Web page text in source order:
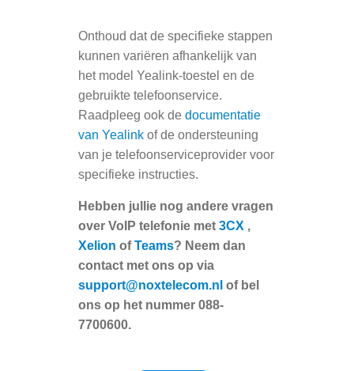
Onthoud dat de specifieke stappen
kunnen variëren afhankelijk van
het model Yealink-toestel en de
gebruikte telefoonservice.
Raadpleeg ook de documentatie
van Yealink of de ondersteuning
van je telefoonserviceprovider voor
specifieke instructies.
Hebben jullie nog andere vragen
over VoIP telefonie met 3CX ,
Xelion ofTeams? Neem dan
contact met ons op via
support@noxtelecom.nl of bel
ons op het nummer 088-
7700600.